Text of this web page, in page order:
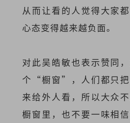
从而让看的人觉得大家都
心态变得越来越负面。
对此吴皓敏也表示赞同
个“橱窗”，人们都只把
来给外人看，所以大众
橱窗里，也不要一味相